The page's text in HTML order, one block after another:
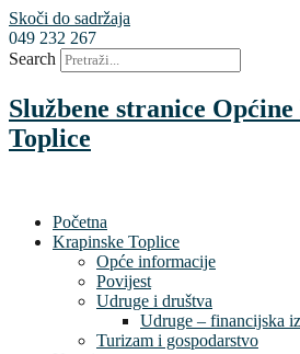
Skoči do sadržaja
049 232 267
Search
Službene stranice
Toplice
Početna
Krapinske Toplice
Opće informacije
Povijest
Udruge i društva
Udruge – financijska
Turizam i gospodarstvo